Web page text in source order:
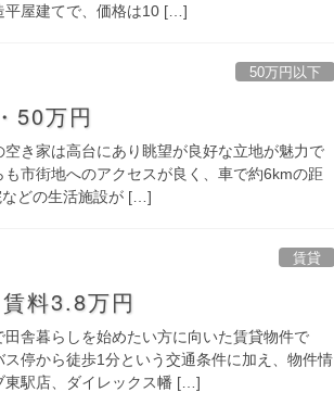
平屋建てで、価格は10 […]
50万円以下
50万円
き家は高台にあり眺望が良好な立地が魅力で
市街地へのアクセスが良く、車で約6kmの距
どの生活施設が […]
賃貸
料3.8万円
舎暮らしを始めたい方に向いた賃貸物件で
停から徒歩1分という交通条件に加え、物件情
東駅店、ダイレックス幡 […]